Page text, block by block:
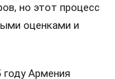
но этот процесс
оценками и
Армения